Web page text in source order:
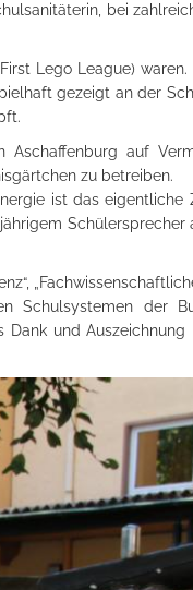
bei
Lego League)
gezeigt an der
Aschaffenburg auf
zu betreiben.
ist das eigentliche
Schülersprecher
Schulsystemen der
Dank und